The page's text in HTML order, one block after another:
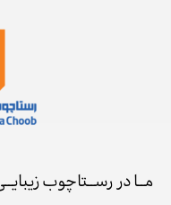
مــا در رســتاچوب